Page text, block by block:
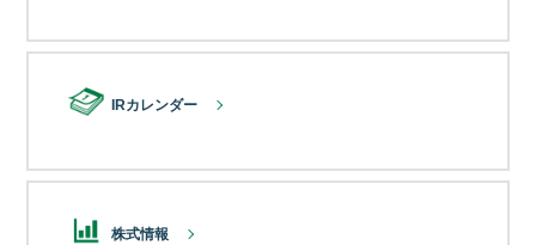
IRカレンダー
株式情報